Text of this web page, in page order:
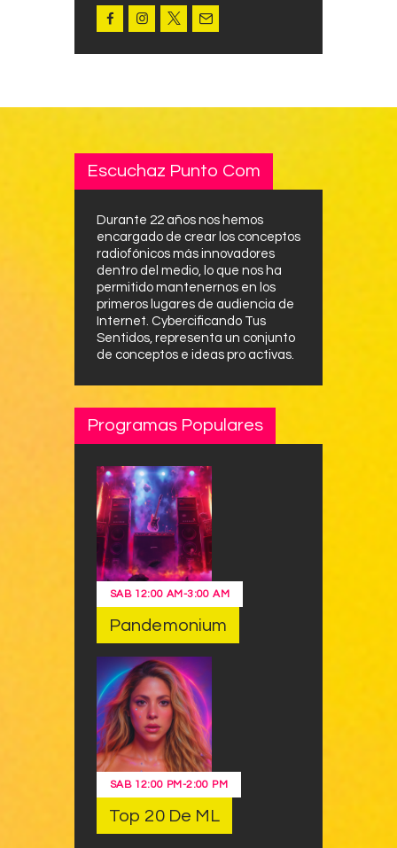
Escuchaz Punto Com
Durante 22 años nos hemos
encargado de crear los conceptos
radiofónicos más innovadores
dentro del medio, lo que nos ha
permitido mantenernos en los
primeros lugares de audiencia de
Internet. Cybercificando Tus
Sentidos, representa un conjunto
de conceptos e ideas pro activas.
Programas Populares
SAB 12:00 AM -3:00 AM
Pandemonium
SAB 12:00 PM -2:00 PM
Top 20 De ML